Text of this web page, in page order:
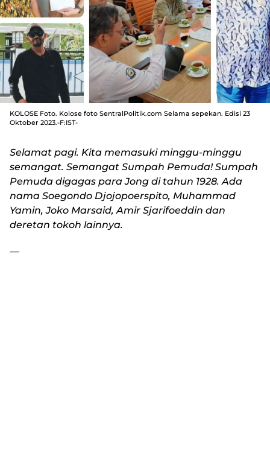
KOLOSE Foto. Kolose foto SentralPolitik.com Selama sepekan. Edisi 23
Oktober 2023.-F:IST-
Selamat pagi. Kita memasuki minggu-minggu
semangat. Semangat Sumpah Pemuda! Sumpah
Pemuda digagas para Jong di tahun 1928. Ada
nama Soegondo Djojopoerspito, Muhammad
Yamin, Joko Marsaid, Amir Sjarifoeddin dan
deretan tokoh lainnya.
—